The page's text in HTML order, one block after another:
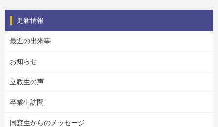
更新情報
最近の出来事
お知らせ
立教生の声
卒業生訪問
同窓生からのメッセージ